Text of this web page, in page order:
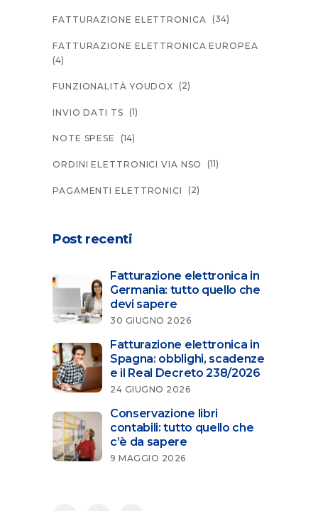
FATTURAZIONE ELETTRONICA (34)
FATTURAZIONE ELETTRONICA EUROPEA
(4)
FUNZIONALITÀ YOUDOX (2)
INVIO DATI TS (1)
NOTE SPESE (14)
ORDINI ELETTRONICI VIA NSO (11)
PAGAMENTI ELETTRONICI (2)
Post recenti
Fatturazione elettronica in
Germania: tutto quello che
devi sapere
30 GIUGNO 2026
Fatturazione elettronica in
Spagna: obblighi, scadenze
e il Real Decreto 238/2026
24 GIUGNO 2026
Conservazione libri
contabili: tutto quello che
c’è da sapere
9 MAGGIO 2026